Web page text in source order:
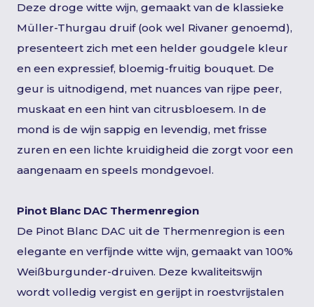
Deze droge witte wijn, gemaakt van de klassieke
Müller-Thurgau druif (ook wel Rivaner genoemd),
presenteert zich met een helder goudgele kleur
en een expressief, bloemig-fruitig bouquet. De
geur is uitnodigend, met nuances van rijpe peer,
muskaat en een hint van citrusbloesem. In de
mond is de wijn sappig en levendig, met frisse
zuren en een lichte kruidigheid die zorgt voor een
aangenaam en speels mondgevoel.
Pinot Blanc DAC Thermenregion
De Pinot Blanc DAC uit de Thermenregion is een
elegante en verfijnde witte wijn, gemaakt van 100%
Weißburgunder-druiven. Deze kwaliteitswijn
wordt volledig vergist en gerijpt in roestvrijstalen